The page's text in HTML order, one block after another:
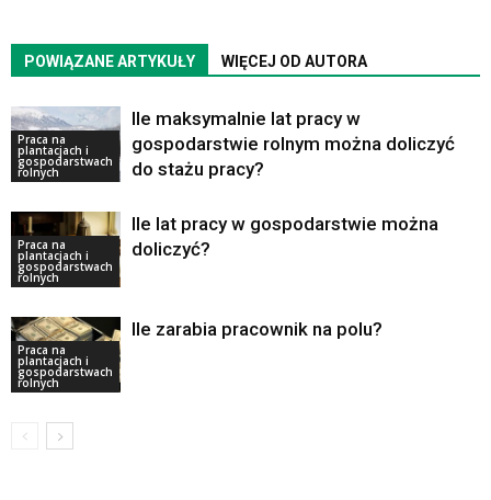
POWIĄZANE ARTYKUŁY WIĘCEJ OD AUTORA
Praca na
plantacjach i
gospodarstwach
rolnych
Ile maksymalnie lat pracy w
gospodarstwie rolnym można doliczyć
do stażu pracy?
Praca na
plantacjach i
gospodarstwach
rolnych
Ile lat pracy w gospodarstwie można
doliczyć?
Praca na
plantacjach i
gospodarstwach
rolnych
Ile zarabia pracownik na polu?